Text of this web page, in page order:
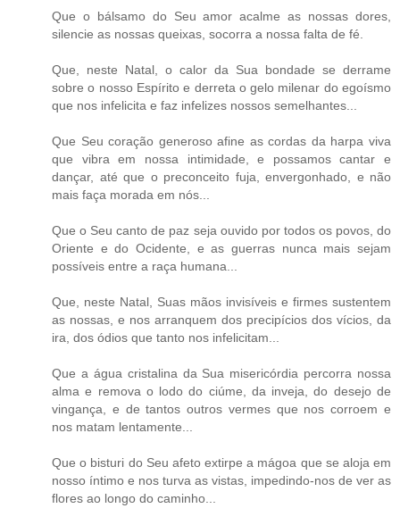
Que o bálsamo do Seu amor acalme as nossas dores,
silencie as nossas queixas, socorra a nossa falta de fé.
Que, neste Natal, o calor da Sua bondade se derrame
sobre o nosso Espírito e derreta o gelo milenar do egoísmo
que nos infelicita e faz infelizes nossos semelhantes...
Que Seu coração generoso afine as cordas da harpa viva
que vibra em nossa intimidade, e possamos cantar e
dançar, até que o preconceito fuja, envergonhado, e não
mais faça morada em nós...
Que o Seu canto de paz seja ouvido por todos os povos, do
Oriente e do Ocidente, e as guerras nunca mais sejam
possíveis entre a raça humana...
Que, neste Natal, Suas mãos invisíveis e firmes sustentem
as nossas, e nos arranquem dos precipícios dos vícios, da
ira, dos ódios que tanto nos infelicitam...
Que a água cristalina da Sua misericórdia percorra nossa
alma e remova o lodo do ciúme, da inveja, do desejo de
vingança, e de tantos outros vermes que nos corroem e
nos matam lentamente...
Que o bisturi do Seu afeto extirpe a mágoa que se aloja em
nosso íntimo e nos turva as vistas, impedindo-nos de ver as
flores ao longo do caminho...